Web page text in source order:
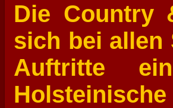
Die Country
sich bei allen
Auftritte
Holsteinische